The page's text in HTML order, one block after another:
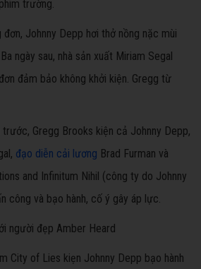
trường.
Johnny Depp hơi thở nồng nặc mùi
ngày sau, nhà sản xuất Miriam Segal
đảm bảo không khởi kiện. Gregg từ
Gregg Brooks kiện cả Johnny Depp,
đạo diễn cải lương Brad Furman và
and Infinitum Nihil (công ty do Johnny
công và bạo hành, cố ý gây áp lực.
người đẹp Amber Heard